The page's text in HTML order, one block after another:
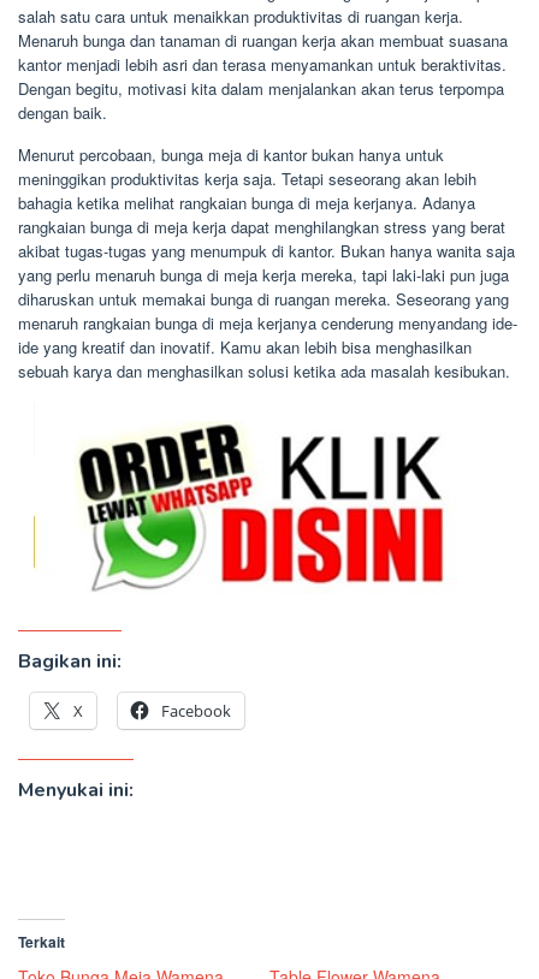
salah satu cara untuk menaikkan produktivitas di ruangan kerja.
Menaruh bunga dan tanaman di ruangan kerja akan membuat suasana
kantor menjadi lebih asri dan terasa menyamankan untuk beraktivitas.
Dengan begitu, motivasi kita dalam menjalankan akan terus terpompa
dengan baik.
Menurut percobaan, bunga meja di kantor bukan hanya untuk
meninggikan produktivitas kerja saja. Tetapi seseorang akan lebih
bahagia ketika melihat rangkaian bunga di meja kerjanya. Adanya
rangkaian bunga di meja kerja dapat menghilangkan stress yang berat
akibat tugas-tugas yang menumpuk di kantor. Bukan hanya wanita saja
yang perlu menaruh bunga di meja kerja mereka, tapi laki-laki pun juga
diharuskan untuk memakai bunga di ruangan mereka. Seseorang yang
menaruh rangkaian bunga di meja kerjanya cenderung menyandang ide-
ide yang kreatif dan inovatif. Kamu akan lebih bisa menghasilkan
sebuah karya dan menghasilkan solusi ketika ada masalah kesibukan.
Bagikan ini:
X Facebook
Menyukai ini:
Terkait